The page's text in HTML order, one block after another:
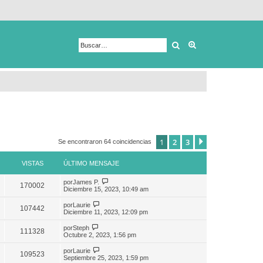
Buscar
Se encontraron 64 coincidencias 1 2 3
VISTAS ÚLTIMO MENSAJE
170002 porJames P.
Diciembre 15, 2023, 10:49 am
107442 porLaurie
Diciembre 11, 2023, 12:09 pm
111328 porSteph
Octubre 2, 2023, 1:56 pm
109523 porLaurie
Septiembre 25, 2023, 1:59 pm